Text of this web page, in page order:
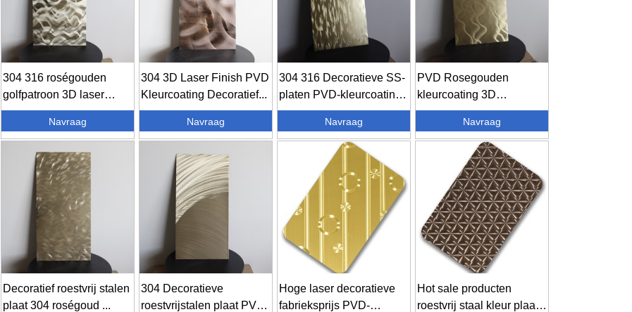
304 316 roségouden
golfpatroon 3D laser
roestvrij...
Navraag
304 3D Laser Finish PVD
Kleurcoating Decoratief...
Navraag
304 316 Decoratieve SS-
platen PVD-kleurcoating
...
Navraag
PVD Rosegouden
kleurcoating 3D
laserafwerking dec...
Navraag
Decoratief roestvrij stalen
plaat 304 roségoud ...
304 Decoratieve
roestvrijstalen plaat PVD-
Hoge laser decoratieve
fabrieksprijs PVD-
Hot sale producten
roestvrij staal kleur plaat